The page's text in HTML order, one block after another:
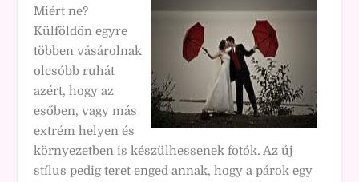
Miért ne?
Külföldön egyre
többen vásárolnak
olcsóbb ruhát
azért, hogy az
esőben, vagy más
extrém helyen és
környezetben is készülhessenek fotók. Az új
stílus pedig teret enged annak, hogy a párok egy